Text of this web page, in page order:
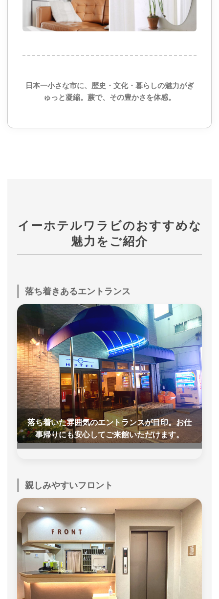
日本一小さな市に、歴史・文化・暮らしの魅力がぎ
ゅっと凝縮。蕨で、その豊かさを体感。
イーホテルワラビのおすすめな
魅力をご紹介
落ち着きあるエントランス
落ち着いた雰囲気のエントランスが目印。お仕
事帰りにも安心してご来館いただけます。
親しみやすいフロント